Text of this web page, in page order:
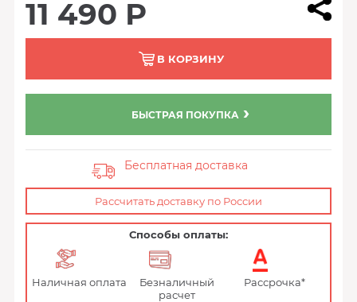
11 490 Р
В КОРЗИНУ
БЫСТРАЯ ПОКУПКА
Бесплатная доставка
Рассчитать доставку по России
Способы оплаты:
Наличная оплата
Безналичный
расчет
Рассрочка*